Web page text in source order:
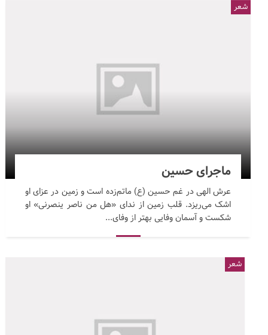
ماجرای حسین
عرش الهی در غم حسین (ع) ماتم‌زده است و زمین در عزای او
اشک می‌ریزد. قلب زمین از ندای «هل من ناصر ینصرنی» او
شکست و آسمان وفایی بهتر از وفای...
شعر
شعر